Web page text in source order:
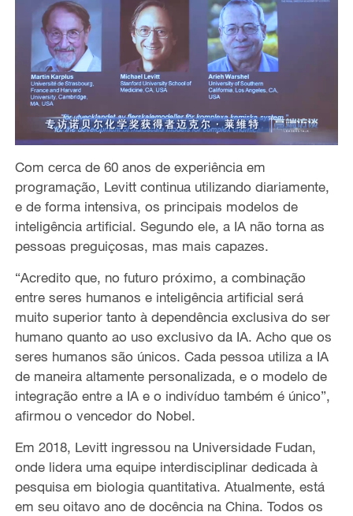
Com cerca de 60 anos de experiência em
programação, Levitt continua utilizando diariamente,
e de forma intensiva, os principais modelos de
inteligência artificial. Segundo ele, a IA não torna as
pessoas preguiçosas, mas mais capazes.
“Acredito que, no futuro próximo, a combinação
entre seres humanos e inteligência artificial será
muito superior tanto à dependência exclusiva do ser
humano quanto ao uso exclusivo da IA. Acho que os
seres humanos são únicos. Cada pessoa utiliza a IA
de maneira altamente personalizada, e o modelo de
integração entre a IA e o indivíduo também é único”,
afirmou o vencedor do Nobel.
Em 2018, Levitt ingressou na Universidade Fudan,
onde lidera uma equipe interdisciplinar dedicada à
pesquisa em biologia quantitativa. Atualmente, está
em seu oitavo ano de docência na China. Todos os